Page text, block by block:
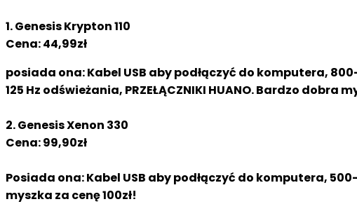
1. Genesis Krypton 110
Cena: 44,99zł
posiada ona: Kabel USB aby podłączyć do komputera,
125 Hz odświeżania, PRZEŁĄCZNIKI HUANO. Bardzo dobra
2. Genesis Xenon 330
Cena: 99,90zł
Posiada ona: Kabel USB aby podłączyć do komputera,
myszka za cenę 100zł!